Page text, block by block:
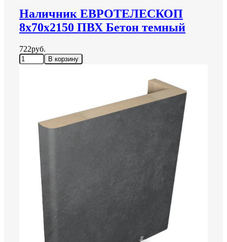
Наличник ЕВРОТЕЛЕСКОП
8х70х2150 ПВХ Бетон темный
722руб.